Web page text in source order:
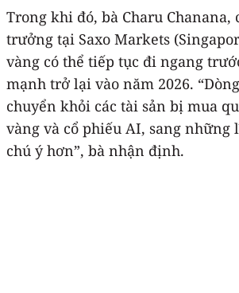
Trong khi đó, bà Charu Chanana,
trưởng tại Saxo Markets
vàng có thể tiếp tục đi ngang
mạnh trở lại vào năm 2026.
chuyển khỏi các tài sản bị mua
vàng và cổ phiếu AI, sang
chú ý hơn”, bà nhận định.